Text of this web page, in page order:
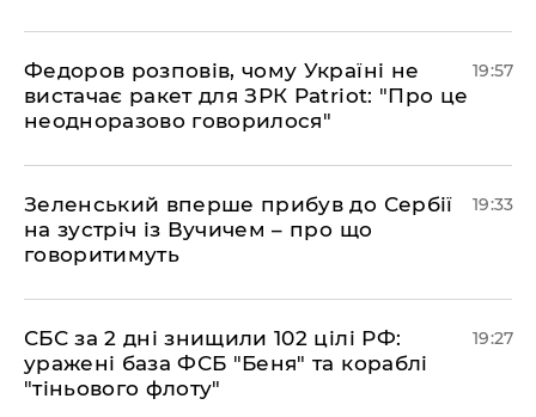
​Федоров розповів, чому Україні не
вистачає ракет для ЗРК Patriot: "Про це
неодноразово говорилося"
19:57
​Зеленський вперше прибув до Сербії
на зустріч із Вучичем – про що
говоритимуть
19:33
​СБС за 2 дні знищили 102 цілі РФ:
уражені база ФСБ "Беня" та кораблі
"тіньового флоту"
19:27